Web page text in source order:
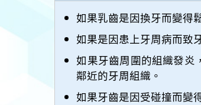
如果乳齒是因換牙而變得
如果是因患上牙周病而致
如果牙齒周圍的組織發炎
鄰近的牙周組織。
如果牙齒是因受碰撞而變